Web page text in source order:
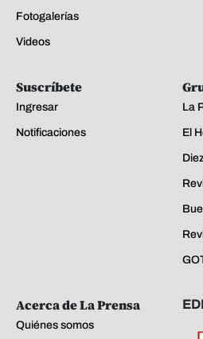
Fotogalerías
Videos
Suscríbete
Ingresar
Notificaciones
La
El
Acerca de La Prensa
Quiénes somos